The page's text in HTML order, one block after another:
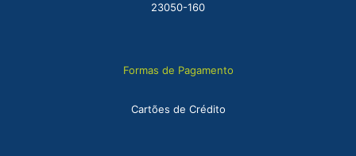
23050-160
Formas de Pagamento
Cartões de Crédito